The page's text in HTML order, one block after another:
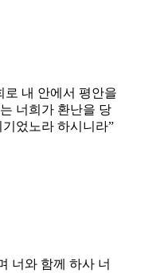
로 내 안에서 평안을
너희가 환난을 당
었노라 하시니라”
너와 함께 하사 너